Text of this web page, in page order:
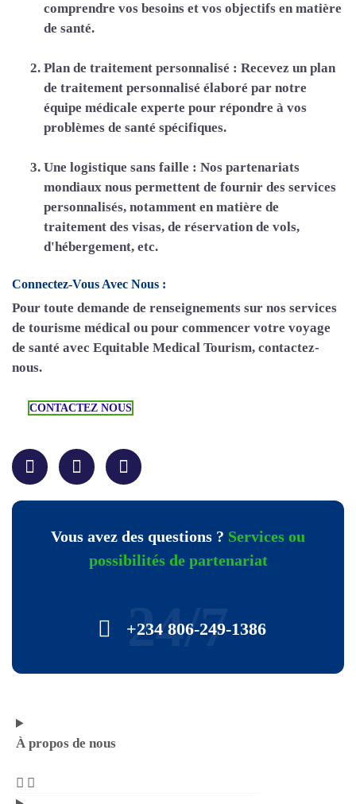
comprendre vos besoins et vos objectifs en matière
de santé.
Plan de traitement personnalisé : Recevez un plan
de traitement personnalisé élaboré par notre
équipe médicale experte pour répondre à vos
problèmes de santé spécifiques.
Une logistique sans faille : Nos partenariats
mondiaux nous permettent de fournir des services
personnalisés, notamment en matière de
traitement des visas, de réservation de vols,
d'hébergement, etc.
Connectez-Vous Avec Nous :
Pour toute demande de renseignements sur nos services
de tourisme médical ou pour commencer votre voyage
de santé avec Equitable Medical Tourism, contactez-
nous.
CONTACTEZ NOUS
Vous avez des questions ? Services ou
possibilités de partenariat
+234 806-249-1386
24/7
À propos de nous